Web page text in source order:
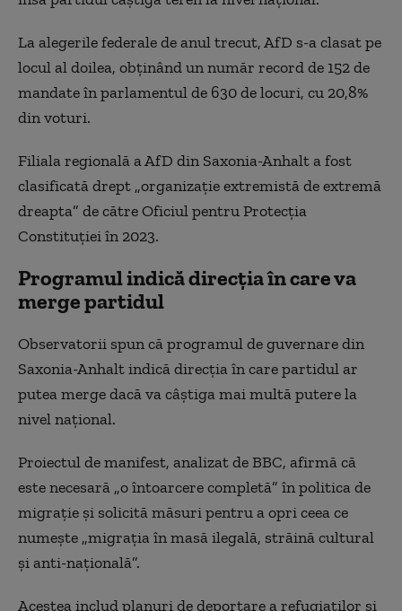
La alegerile federale de anul trecut, AfD s-a clasat pe
locul al doilea, obținând un număr record de 152 de
mandate în parlamentul de 630 de locuri, cu 20,8%
din voturi.
Filiala regională a AfD din Saxonia-Anhalt a fost
clasificată drept „organizație extremistă de extremă
dreapta” de către Oficiul pentru Protecția
Constituției în 2023.
Programul indică direcția în care va
merge partidul
Observatorii spun că programul de guvernare din
Saxonia-Anhalt indică direcția în care partidul ar
putea merge dacă va câștiga mai multă putere la
nivel național.
Proiectul de manifest, analizat de BBC, afirmă că
este necesară „o întoarcere completă” în politica de
migrație și solicită măsuri pentru a opri ceea ce
numește „migrația în masă ilegală, străină cultural
și anti-națională”.
Acestea includ planuri de deportare a refugiaților și